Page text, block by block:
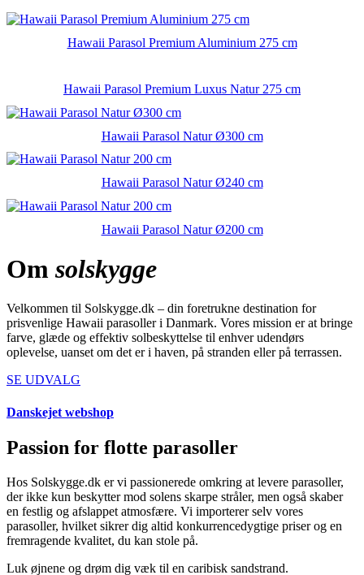
Hawaii Parasol Premium Aluminium 275 cm
Hawaii Parasol Premium Luxus Natur 275 cm
Hawaii Parasol Natur Ø300 cm
Hawaii Parasol Natur Ø240 cm
Hawaii Parasol Natur Ø200 cm
Om solskygge
Velkommen til Solskygge.dk – din foretrukne destination for
prisvenlige Hawaii parasoller i Danmark. Vores mission er at bringe
farve, glæde og effektiv solbeskyttelse til enhver udendørs
oplevelse, uanset om det er i haven, på stranden eller på terrassen.
SE UDVALG
Danskejet webshop
Passion for flotte parasoller
Hos Solskygge.dk er vi passionerede omkring at levere parasoller,
der ikke kun beskytter mod solens skarpe stråler, men også skaber
en festlig og afslappet atmosfære. Vi importerer selv vores
parasoller, hvilket sikrer dig altid konkurrencedygtige priser og en
fremragende kvalitet, du kan stole på.
Luk øjnene og drøm dig væk til en caribisk sandstrand.